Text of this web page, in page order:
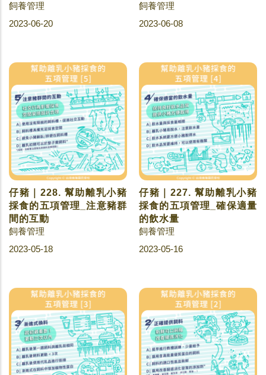
飼養管理
2023-06-20
飼養管理
2023-06-08
仔豬｜228. 幫助離乳小豬
採食的五項管理_注意豬群
間的互動
飼養管理
2023-05-18
仔豬｜227. 幫助離乳小豬
採食的五項管理_確保適量
的飲水量
飼養管理
2023-05-16